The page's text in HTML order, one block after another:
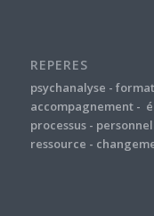
REPERES
psychanalyse -
accompagnement-
processus- personnel
ressource -